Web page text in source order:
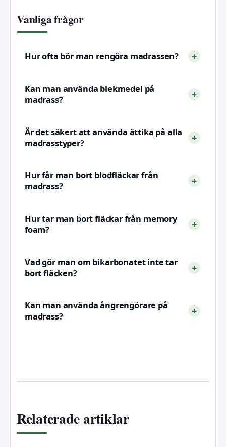
Vanliga frågor
Hur ofta bör man rengöra madrassen?
Kan man använda blekmedel på
madrass?
Är det säkert att använda ättika på alla
madrasstyper?
Hur får man bort blodfläckar från
madrass?
Hur tar man bort fläckar från memory
foam?
Vad gör man om bikarbonatet inte tar
bort fläcken?
Kan man använda ångrengörare på
madrass?
Relaterade artiklar